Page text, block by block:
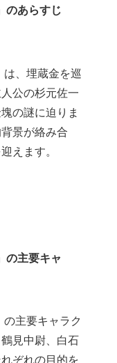
のあらすじ
は、埋蔵金を巡
公の杉元佐一
の謎に迫りま
景が絡み合
えます。
の主要キャ
の主要キャラク
見中尉、白石
ぞれの目的を